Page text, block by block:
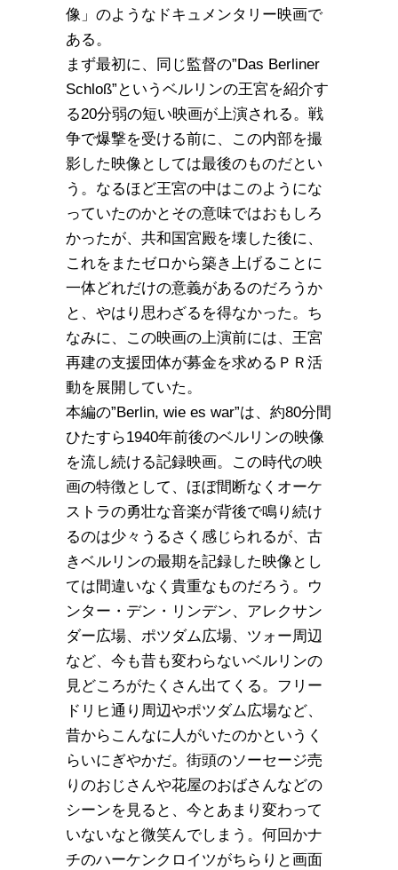
像」のようなドキュメンタリー映画で
ある。
まず最初に、同じ監督の”Das Berliner
Schloß”というベルリンの王宮を紹介す
る20分弱の短い映画が上演される。戦
争で爆撃を受ける前に、この内部を撮
影した映像としては最後のものだとい
う。なるほど王宮の中はこのようにな
っていたのかとその意味ではおもしろ
かったが、共和国宮殿を壊した後に、
これをまたゼロから築き上げることに
一体どれだけの意義があるのだろうか
と、やはり思わざるを得なかった。ち
なみに、この映画の上演前には、王宮
再建の支援団体が募金を求めるＰＲ活
動を展開していた。
本編の”Berlin, wie es war”は、約80分間
ひたすら1940年前後のベルリンの映像
を流し続ける記録映画。この時代の映
画の特徴として、ほぼ間断なくオーケ
ストラの勇壮な音楽が背後で鳴り続け
るのは少々うるさく感じられるが、古
きベルリンの最期を記録した映像とし
ては間違いなく貴重なものだろう。ウ
ンター・デン・リンデン、アレクサン
ダー広場、ポツダム広場、ツォー周辺
など、今も昔も変わらないベルリンの
見どころがたくさん出てくる。フリー
ドリヒ通り周辺やポツダム広場など、
昔からこんなに人がいたのかというく
らいにぎやかだ。街頭のソーセージ売
りのおじさんや花屋のおばさんなどの
シーンを見ると、今とあまり変わって
いないなと微笑んでしまう。何回かナ
チのハーケンクロイツがちらりと画面